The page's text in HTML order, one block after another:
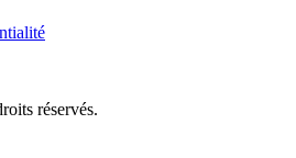
réservés.